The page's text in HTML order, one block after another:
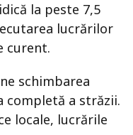
la peste 7,5
lucrărilor
curent.
schimbarea
a străzii.
locale, lucrările